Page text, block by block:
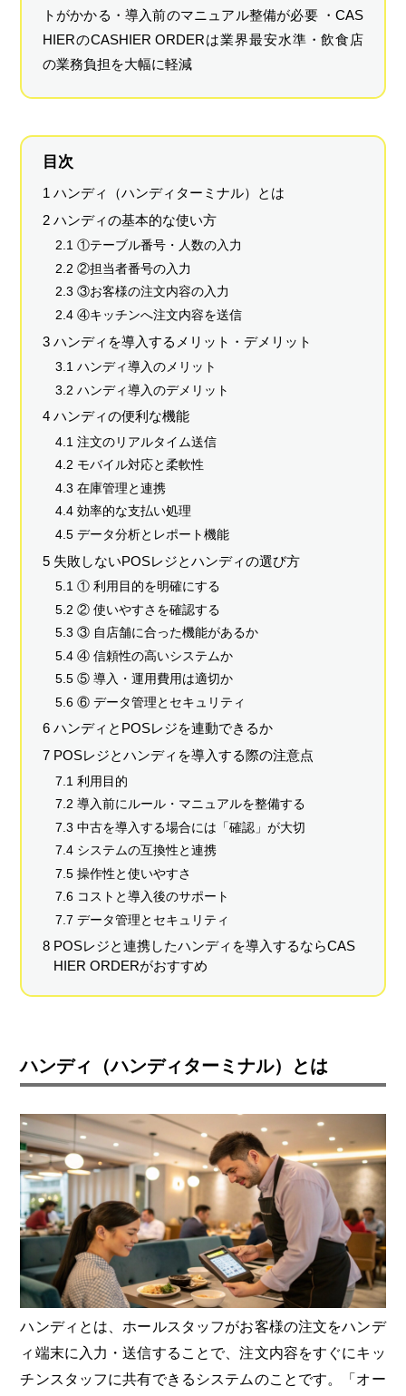
トがかかる・導入前のマニュアル整備が必要 ・CAS
HIERのCASHIER ORDERは業界最安水準・飲食店
の業務負担を大幅に軽減
目次
1 ハンディ（ハンディターミナル）とは
2 ハンディの基本的な使い方
2.1 ①テーブル番号・人数の入力
2.2 ②担当者番号の入力
2.3 ③お客様の注文内容の入力
2.4 ④キッチンへ注文内容を送信
3 ハンディを導入するメリット・デメリット
3.1 ハンディ導入のメリット
3.2 ハンディ導入のデメリット
4 ハンディの便利な機能
4.1 注文のリアルタイム送信
4.2 モバイル対応と柔軟性
4.3 在庫管理と連携
4.4 効率的な支払い処理
4.5 データ分析とレポート機能
5 失敗しないPOSレジとハンディの選び方
5.1 ① 利用目的を明確にする
5.2 ② 使いやすさを確認する
5.3 ③ 自店舗に合った機能があるか
5.4 ④ 信頼性の高いシステムか
5.5 ⑤ 導入・運用費用は適切か
5.6 ⑥ データ管理とセキュリティ
6 ハンディとPOSレジを連動できるか
7 POSレジとハンディを導入する際の注意点
7.1 利用目的
7.2 導入前にルール・マニュアルを整備する
7.3 中古を導入する場合には「確認」が大切
7.4 システムの互換性と連携
7.5 操作性と使いやすさ
7.6 コストと導入後のサポート
7.7 データ管理とセキュリティ
8 POSレジと連携したハンディを導入するならCAS
HIER ORDERがおすすめ
ハンディ（ハンディターミナル）とは
ハンディとは、ホールスタッフがお客様の注文をハンデ
ィ端末に入力・送信することで、注文内容をすぐにキッ
チンスタッフに共有できるシステムのことです。「オー